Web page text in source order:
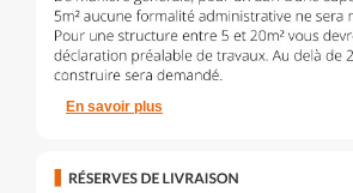
En savoir plus